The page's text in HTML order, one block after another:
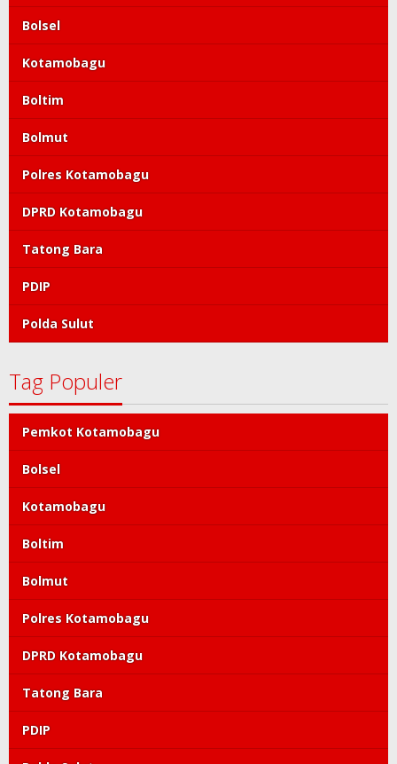
Bolsel
Kotamobagu
Boltim
Bolmut
Polres Kotamobagu
DPRD Kotamobagu
Tatong Bara
PDIP
Polda Sulut
Tag Populer
Pemkot Kotamobagu
Bolsel
Kotamobagu
Boltim
Bolmut
Polres Kotamobagu
DPRD Kotamobagu
Tatong Bara
PDIP